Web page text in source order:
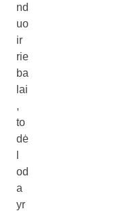
nd
uo
ir
rie
ba
lai
,
to
dė
od
a
yr